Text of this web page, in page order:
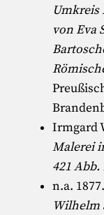
Umkreis
von Eva
Irmgard
Malerei
421 Abb.
n.a. 1877.
Wilhelm